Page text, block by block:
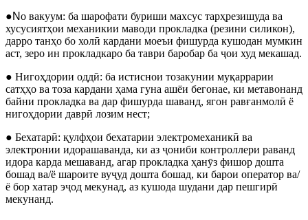
●No вакуум: ба шарофати буриши махсус тарҳрезишуда ва
хусусиятҳои механикии маводи прокладка (резини силикон),
дарро танҳо бо холӣ кардани моеъи фишурда кушодан мумкин
аст, зеро ин прокладкаро ба таври баробар ба ҷои худ мекашад.
● Нигоҳдории оддӣ: ба истиснои тозакунии муқаррарии
сатҳҳо ва тоза кардани ҳама гуна ашёи бегонае, ки метавонанд
байни прокладка ва дар фишурда шаванд, ягон равғанмолӣ ё
нигоҳдории даврӣ лозим нест;
● Бехатарӣ: қулфҳои бехатарии электромеханикӣ ва
электронии идорашаванда, ки аз ҷониби контроллери раванд
идора карда мешаванд, агар прокладка ҳанӯз фишор дошта
бошад ва/ё шароите вуҷуд дошта бошад, ки барои оператор ва/
ё бор хатар эҷод мекунад, аз кушода шудани дар пешгирӣ
мекунанд.